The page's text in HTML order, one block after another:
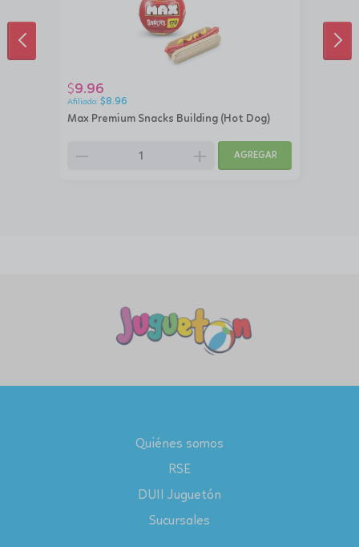
Max Premium Snacks Building (Hot Dog)
$9.96
$8.96
remove add AGREGAR
ANTERIOR
Quiénes somos
RSE
DUII Juguetón
Sucursales